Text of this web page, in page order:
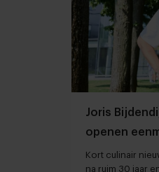
Joris
openen
Café de
Kort culinair
na ruim 30 jaar